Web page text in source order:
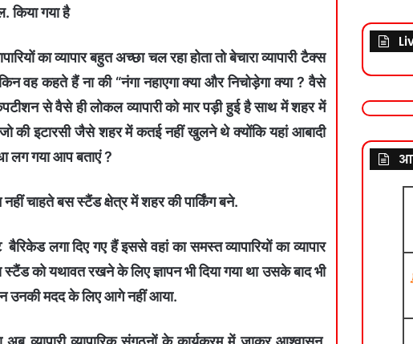
किया गया है
का व्यापार बहुत अच्छा चल रहा होता तो बेचारा व्यापारी टैक्स
वह कहते हैं ना की “नंगा नहाएगा क्या और निचोड़ेगा क्या ? वैसे
से वैसे ही लोकल व्यापारी को मार पड़ी हुई है साथ में शहर में
की इटारसी जैसे शहर में कतई नहीं खुलने थे क्योंकि यहां आबादी
लग गया आप बताएं ?
चाहते बस स्टैंड क्षेत्र में शहर की पार्किंग बने.
लगा दिए गए हैं इससे वहां का समस्त व्यापारियों का व्यापार
स्टैंड को यथावत रखने के लिए ज्ञापन भी दिया गया था उसके बाद भी
उनकी मदद के लिए आगे नहीं आया.